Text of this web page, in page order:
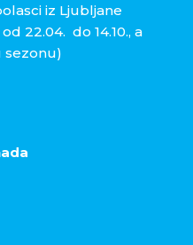
iz Ljubljane
22.04. do 14.10., a
sezonu)